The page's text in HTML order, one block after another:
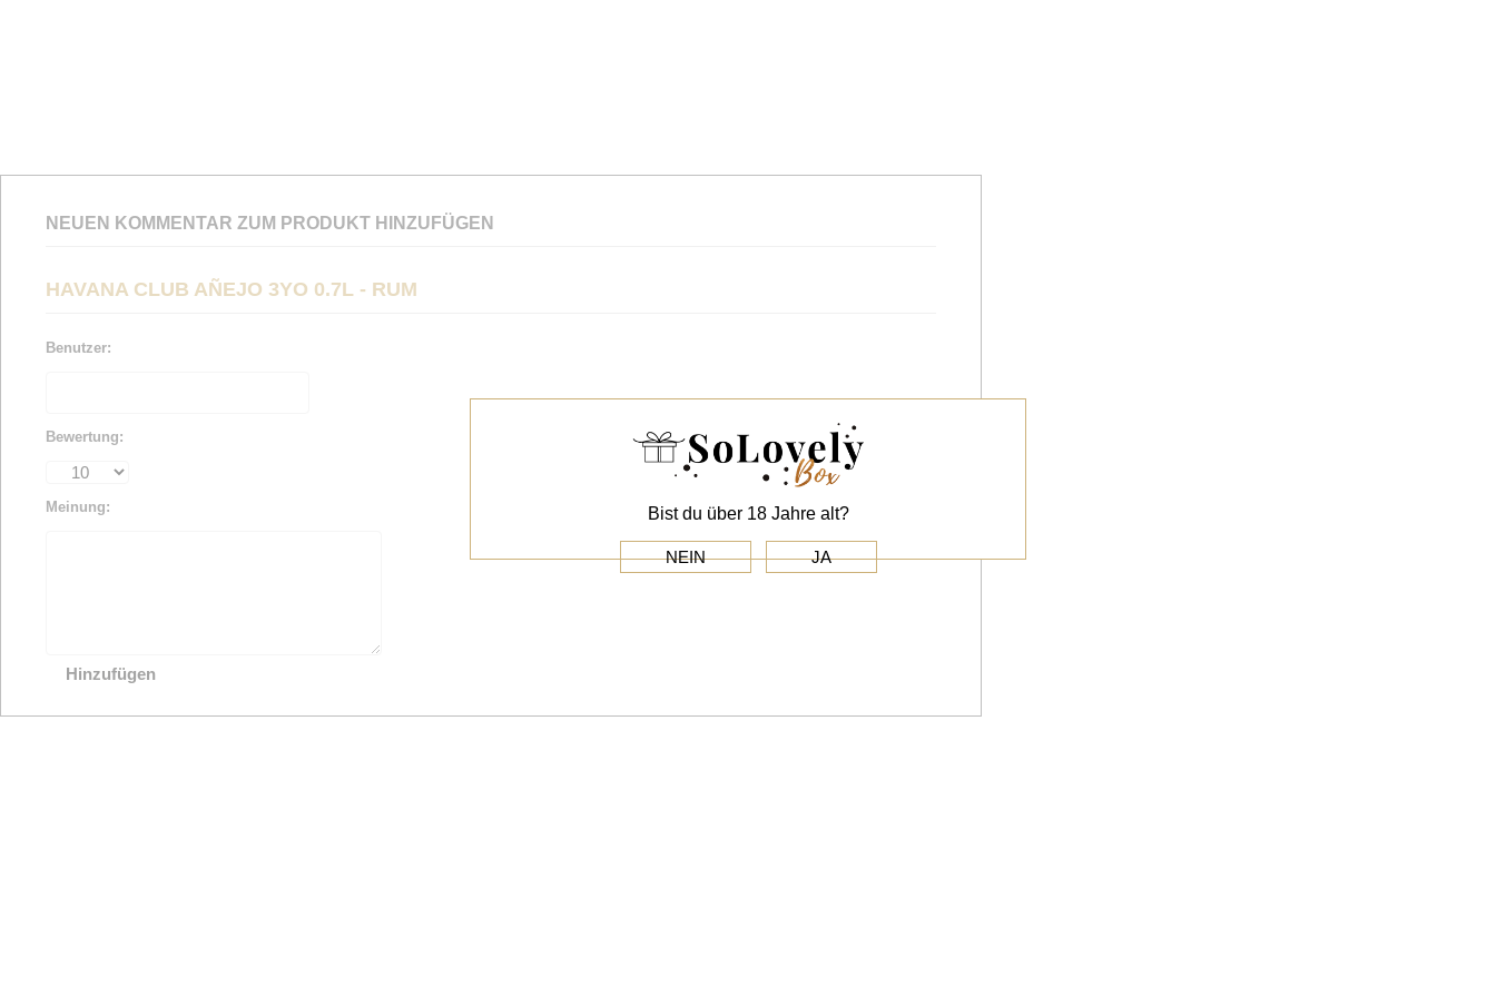
Bist du über 18 Jahre alt?
NEIN JA
NEUEN KOMMENTAR ZUM PRODUKT HINZUFÜGEN
HAVANA CLUB AÑEJO 3YO 0.7L - RUM
Benutzer:
Bewertung:
Meinung: